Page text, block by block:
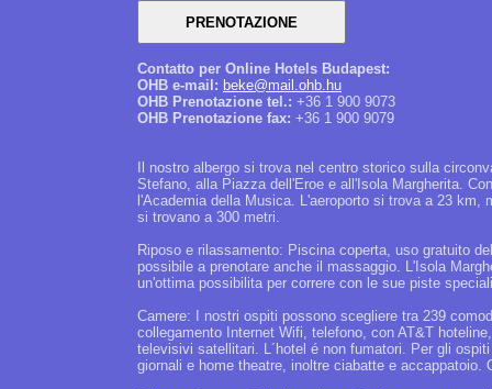
Contatto per Online Hotels Budapest:
OHB e-mail: beke@mail.ohb.hu
OHB Prenotazione tel.: +36 1 900 9073
OHB Prenotazione fax: +36 1 900 9079
Il nostro albergo si trova nel centro storico sulla
Stefano, alla Piazza dell'Eroe e all'Isola Margherita.
l'Academia della Musica. L'aeroporto si trova a 23
si trovano a 300 metri.
Riposo e rilassamento: Piscina coperta, uso gratuito
possibile a prenotare anche il massaggio. L'Isola
un'ottima possibilita per correre con le sue piste
Camere: I nostri ospiti possono scegliere tra 239
collegamento Internet Wifi, telefono, con AT&T
televisivi satellitari. L´hotel é non fumatori. Per gli
giornali e home theatre, inoltre ciabatte e